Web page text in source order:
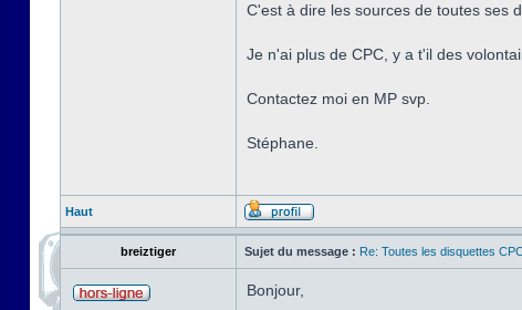
C'est à dire les sources de toutes ses
Je n'ai plus de CPC, y a t'il des
Contactez moi en MP svp.
Stéphane.
Haut
breiztiger Sujet du message : Re: Toutes les disquettes
Bonjour,